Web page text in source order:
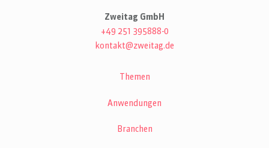
Zweitag GmbH
+49 251 395888-0
kontakt@zweitag.de
Themen
Anwendungen
Branchen